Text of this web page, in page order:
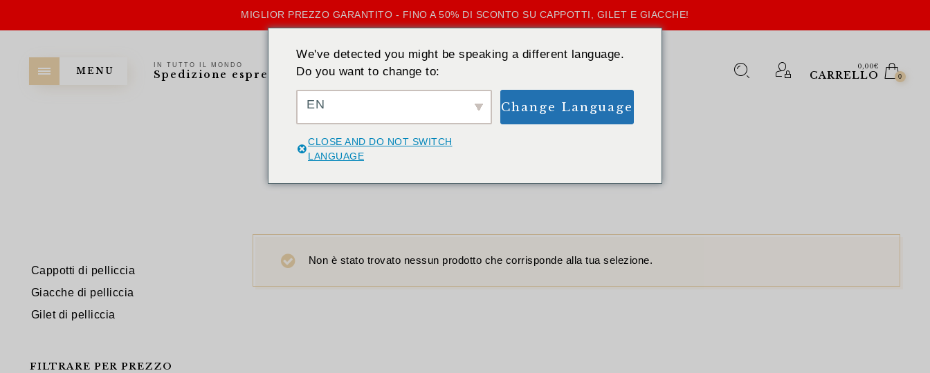
MIGLIOR PREZZO GARANTITO - FINO A 50% DI SCONTO SU CAPPOTTI, GILET E GIACCHE!
MENU
IN TUTTO IL MONDO
Spedizione espressa
0,00€
CARRELLO 0
Cappotti di pelliccia
Giacche di pelliccia
Gilet di pelliccia
FILTRARE PER PREZZO
Non è stato trovato nessun prodotto che corrisponde alla tua selezione.
We've detected you might be speaking a different language.
Do you want to change to:
EN Change Language
CLOSE AND DO NOT SWITCH
LANGUAGE